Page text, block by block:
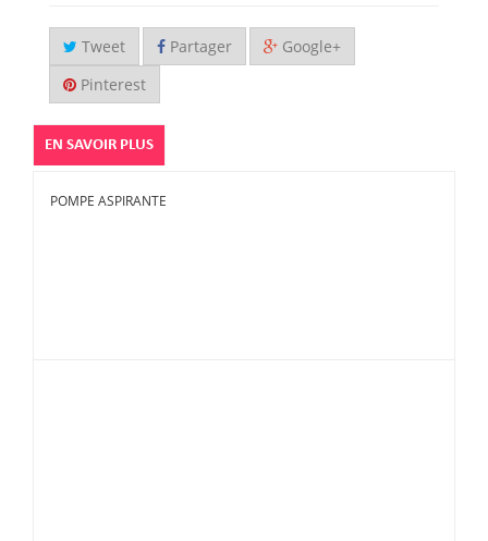
Tweet Partager Google+
Pinterest
EN SAVOIR PLUS
POMPE ASPIRANTE